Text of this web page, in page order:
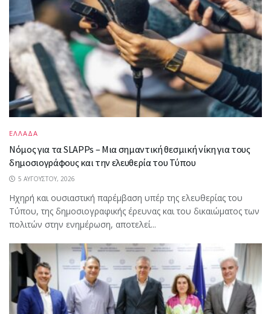
ΕΛΛΑΔΑ
Νόμος για τα SLAPPs – Μια σημαντική θεσμική νίκη για τους
δημοσιογράφους και την ελευθερία του Τύπου
5 ΑΥΓΟΎΣΤΟΥ, 2026
Ηχηρή και ουσιαστική παρέμβαση υπέρ της ελευθερίας του
Τύπου, της δημοσιογραφικής έρευνας και του δικαιώματος των
πολιτών στην ενημέρωση, αποτελεί...